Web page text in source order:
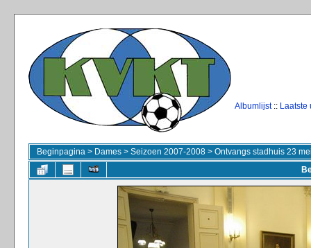
Albumlijst:: Laatste
Beginpagina > Dames > Seizoen 2007-2008 > Ontvangs stadhuis 23